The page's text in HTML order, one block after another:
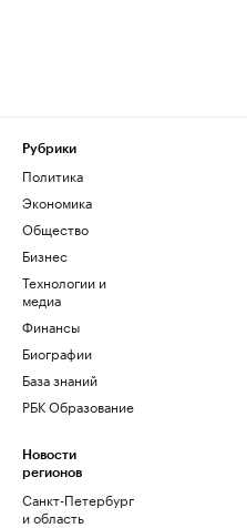
Рубрики
Политика
Экономика
Общество
Бизнес
Технологии и
медиа
Финансы
Биографии
База знаний
РБК Образование
Новости
регионов
Санкт-Петербург
и область